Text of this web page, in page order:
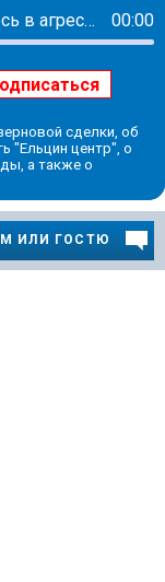
НАТО окончательно превратилось в агрессивный наступательный блок 00:00
сделки, об
"Ельцин центр", о
а также о
ИЛИ ГОСТЮ